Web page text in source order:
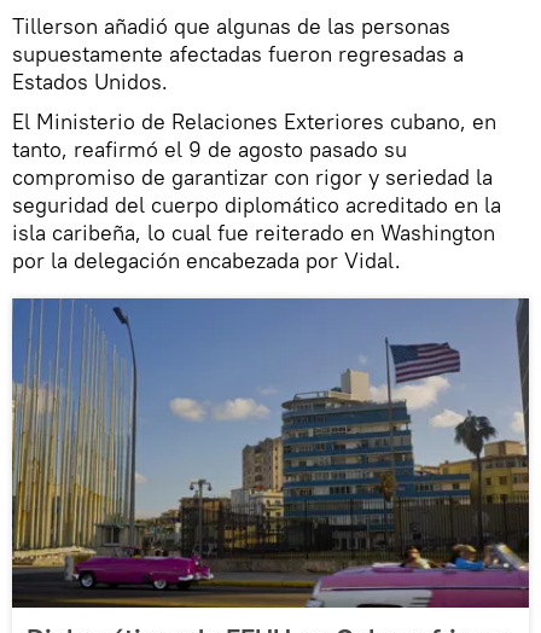
Tillerson añadió que algunas de las personas
supuestamente afectadas fueron regresadas a
Estados Unidos.
El Ministerio de Relaciones Exteriores cubano, en
tanto, reafirmó el 9 de agosto pasado su
compromiso de garantizar con rigor y seriedad la
seguridad del cuerpo diplomático acreditado en la
isla caribeña, lo cual fue reiterado en Washington
por la delegación encabezada por Vidal.